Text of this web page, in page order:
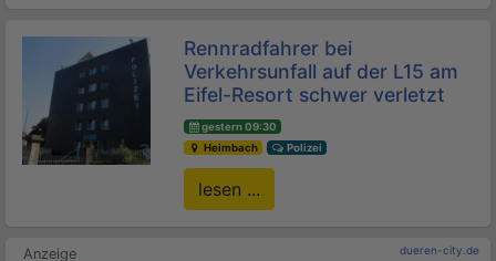
Rennradfahrer bei
Verkehrsunfall auf der L15 am
Eifel-Resort schwer verletzt
gestern 09:30
Heimbach
Polizei
lesen ...
dueren-city.de